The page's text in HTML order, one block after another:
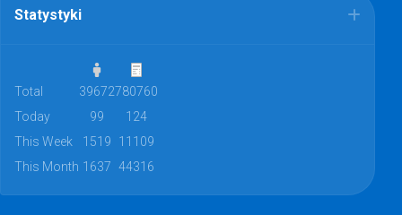
Statystyki
Total 39672780760
Today
99
124
This Week
1519
11109
This Month 1637 44316